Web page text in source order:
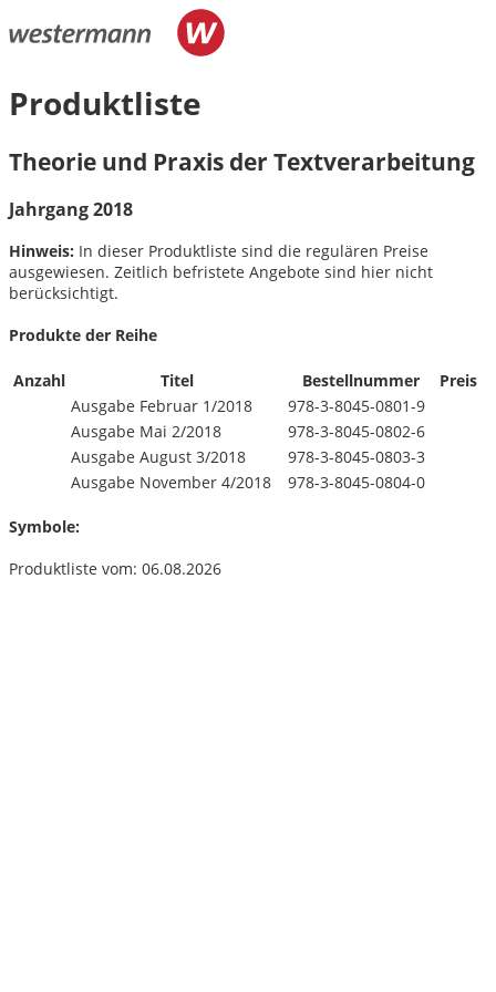
Produktliste
Theorie und Praxis der Textverarbeitung
Jahrgang 2018
Hinweis: In dieser Produktliste sind die regulären Preise
ausgewiesen. Zeitlich befristete Angebote sind hier nicht
berücksichtigt.
Produkte der Reihe
Anzahl Titel Bestellnummer
Preis
Ausgabe Februar 1/2018
978-3-8045-0801-9
Ausgabe Mai 2/2018
978-3-8045-0802-6
Ausgabe August 3/2018
978-3-8045-0803-3
Ausgabe November 4/2018 978-3-8045-0804-0
Symbole:
Produktliste vom: 06.08.2026